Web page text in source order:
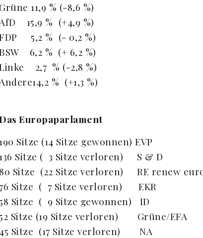
Grüne 11,9 % (-8,6 %)
AfD 15,9 % (+4,9 %)
5,2 % (- 0,2 %)
6,2 % (+ 6,2 %)
2,7 % (-2,8 %)
Andere14,2 % (+1,3 %)
Europaparlament
190 Sitze (14 Sitze gewonnen) EVP
136 Sitze ( 3 Sitze verloren) S & D
80 Sitze (22 Sitze verloren) RE renew
76 Sitze ( 7 Sitze verloren) EKR
58 Sitze ( 9 Sitze gewonnen) ID
52 Sitze (19 Sitze verloren) Grüne/EFA
45 Sitze (17 Sitze verloren) NA